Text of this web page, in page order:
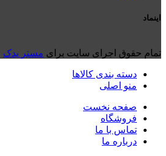
اینماد
تمام حقوق اجرای سایت برای مستر یدک
دسته بندی کالاها
منو اصلی
صفحه نخست
فروشگاه
تماس با ما
درباره ما